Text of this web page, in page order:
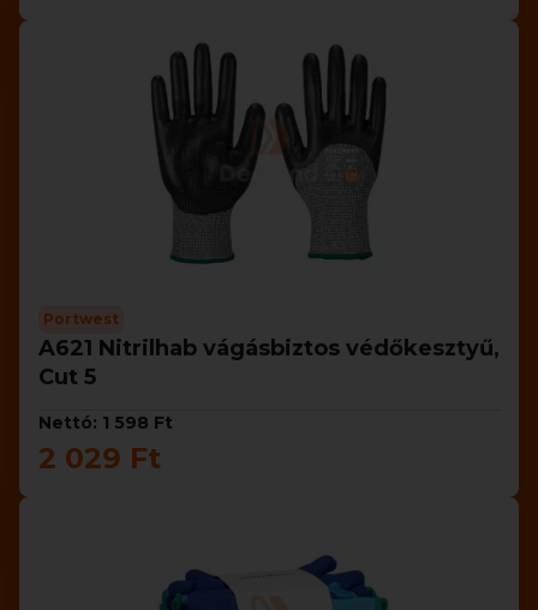
Portwest
A621 Nitrilhab vágásbiztos védőkesztyű,
Cut 5
Nettó: 1 598 Ft
2 029 Ft